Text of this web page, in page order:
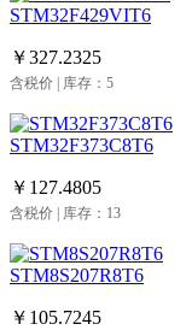
STM32F429VIT6
￥327.2325
含税价 | 库存：5
STM32F373C8T6
￥127.4805
含税价 | 库存：13
STM8S207R8T6
￥105.7245